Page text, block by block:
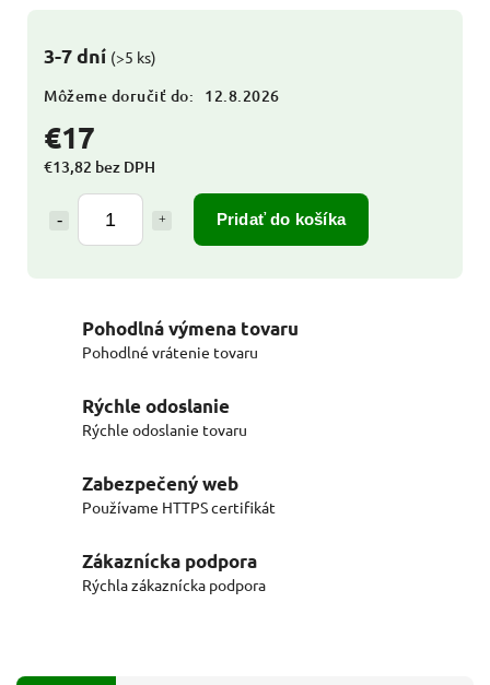
€17
€13,82 bez DPH
Pridať do košíka
3-7 dní (>5 ks)
Môžeme doručiť do: 12.8.2026
Pohodlná výmena tovaru
Pohodlné vrátenie tovaru
Rýchle odoslanie
Rýchle odoslanie tovaru
Zabezpečený web
Používame HTTPS certifikát
Zákaznícka podpora
Rýchla zákaznícka podpora